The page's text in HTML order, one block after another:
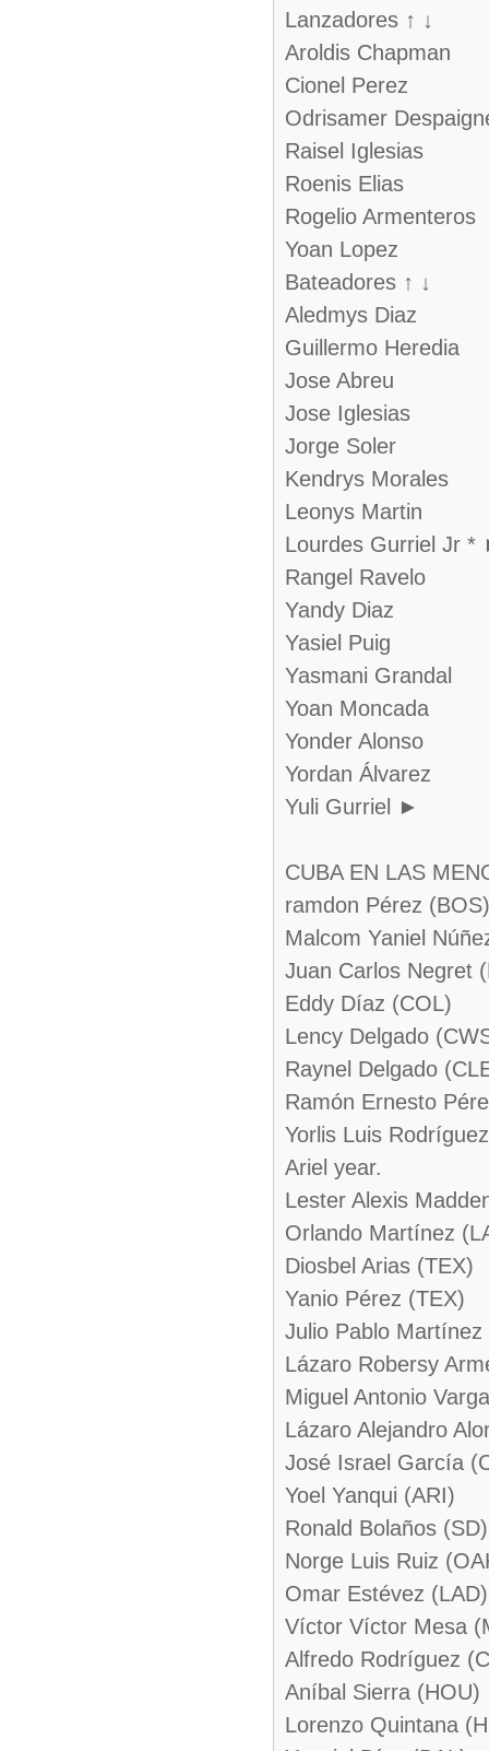
Lanzadores ↑ ↓
Aroldis Chapman
Cionel Perez
Odrisamer
Raisel Iglesias
Roenis Elias
Rogelio Armenteros
Yoan Lopez
Bateadores ↑ ↓
Aledmys Diaz
Guillermo Heredia
Jose Abreu
Jose Iglesias
Jorge Soler
Kendrys Morales
Leonys Martin
Lourdes Gurriel Jr
Rangel Ravelo
Yandy Diaz
Yasiel Puig
Yasmani Grandal
Yoan Moncada
Yonder Alonso
Yordan Álvarez
Yuli Gurriel ►
CUBA EN LAS
ramdon Pérez (BOS)
Malcom Yaniel
Juan Carlos Negret
Eddy Díaz (COL)
Lency Delgado
Raynel Delgado
Ramón Ernesto
Yorlis Luis
Ariel year.
Lester Alexis
Orlando Martínez
Diosbel Arias (TEX)
Yanio Pérez (TEX)
Julio Pablo Martínez
Lázaro Robersy
Miguel Antonio
Lázaro Alejandro
José Israel García
Yoel Yanqui (ARI)
Ronald Bolaños (SD)
Norge Luis Ruiz
Omar Estévez (LAD)
Víctor Víctor Mesa
Alfredo Rodríguez
Aníbal Sierra (HOU)
Lorenzo Quintana